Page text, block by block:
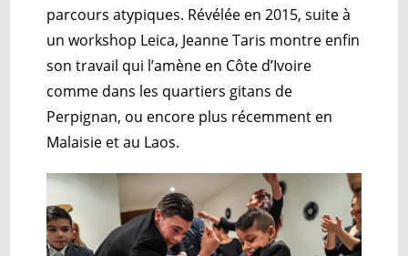
parcours atypiques. Révélée en 2015, suite à
un workshop Leica, Jeanne Taris montre enfin
son travail qui l’amène en Côte d’Ivoire
comme dans les quartiers gitans de
Perpignan, ou encore plus récemment en
Malaisie et au Laos.